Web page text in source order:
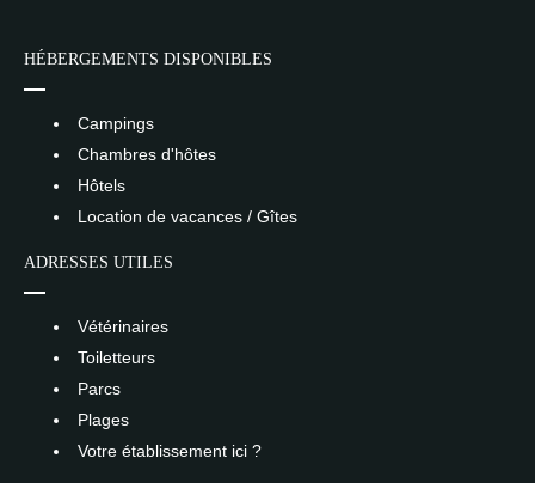
HÉBERGEMENTS DISPONIBLES
Campings
Chambres d'hôtes
Hôtels
Location de vacances / Gîtes
ADRESSES UTILES
Vétérinaires
Toiletteurs
Parcs
Plages
Votre établissement ici ?